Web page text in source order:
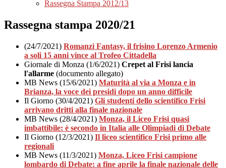
Rassegna Stampa 2012/13
Rassegna stampa 2020/21
(24/7/2021) Romanzi Fantasy, il frisino Lorenzo Armenio
a soli 15 anni vince al Trofeo Cittadella
Giornale di Monza (1/6/2021) Crepet al Frisi lancia
l'allarme (documento allegato)
MB News (15/6/2021) Maturità al via a Monza e in
Brianza, la voce dei presidi dopo un anno difficile
Il Giorno (30/4/2021) Gli studenti dello scientifico Frisi
arrivano dritti alla finale nazionale
MB News (28/4/2021) Monza, il Liceo Frisi quasi
imbattibile: è secondo in Italia alle Olimpiadi di Debate
Il Giorno (12/3/2021) Il liceo scientifico Frisi primo alle
regionali
MB News (11/3/2021) Monza, Liceo Frisi campione
lombardo di Debate: a fine aprile la finale nazionale delle